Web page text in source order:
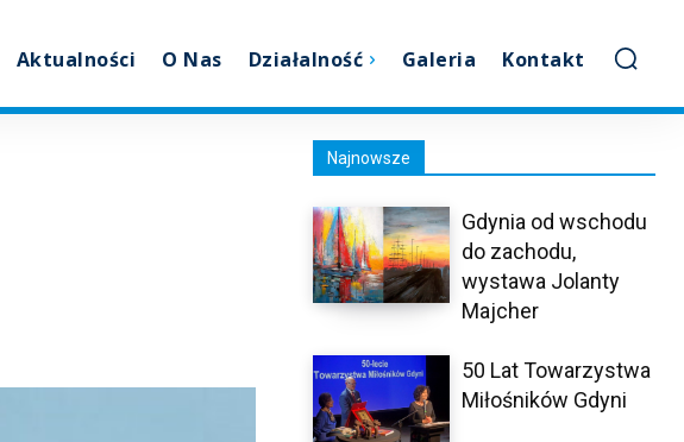
Aktualności O Nas Działalność Galeria Kontakt
Najnowsze
Gdynia od wschodu
do zachodu,
wystawa Jolanty
Majcher
50 Lat Towarzystwa
Miłośników Gdyni